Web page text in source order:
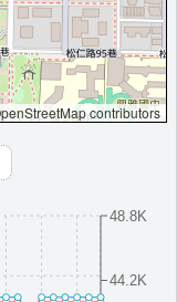
可,ラウンジアクセス有,客
ジでのイブニングカクテ
contributors
44.2K
48.8K